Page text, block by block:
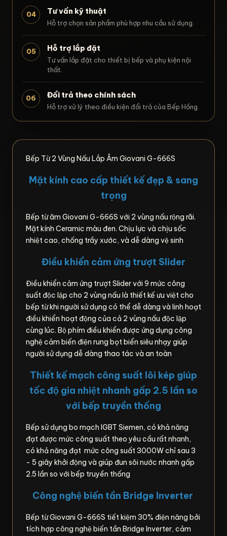
04 Tư vấn kỹ thuật
Hỗ trợ chọn sản phẩm phù hợp nhu cầu sử dụng.
05 Hỗ trợ lắp đặt
Tư vấn lắp đặt cho thiết bị bếp và phụ kiện nội
thất.
06 Đổi trả theo chính sách
Hỗ trợ xử lý theo điều kiện đổi trả của Bếp Hồng.
Bếp Từ 2 Vùng Nấu Lắp Âm Giovani G-666S
Mặt kính cao cấp thiết kế đẹp & sang
trọng
Bếp từ âm Giovani G-666S với 2 vùng nấu rộng rãi.
Mặt kính Ceramic màu đen. Chịu lực và chịu sốc
nhiệt cao, chống trầy xước, và dễ dàng vệ sinh
Điều khiển cảm ứng trượt Slider
Điều khiển cảm ứng trượt Slider với 9 mức công
suất độc lập cho 2 vùng nấu là thiết kế ưu việt cho
bếp từ khi người sử dụng có thể dễ dàng và linh hoạt
điều khiển hoạt động của cả 2 vùng nấu độc lập
cùng lúc. Bộ phím điều khiển được ứng dụng công
nghệ cảm biến điện rung bọt biển siêu nhạy giúp
người sử dụng dễ dàng thao tác và an toàn
Thiết kế mạch công suất lõi kép giúp
tốc độ gia nhiệt nhanh gấp 2.5 lần so
với bếp truyền thống
Bếp sử dụng bo mạch IGBT Siemen, có khả năng
đạt được mức công suất theo yêu cầu rất nhanh,
có khả năng đạt mức công suất 3000W chỉ sau 3
- 5 giây khởi động và giúp đun sôi nước nhanh gấp
2.5 lần so với bếp truyền thống
Công nghệ biến tần Bridge Inverter
Bếp từ Giovani G-666S tiết kiệm 30% điện năng bởi
tích hợp công nghệ biến tần Bridge Inverter, cảm